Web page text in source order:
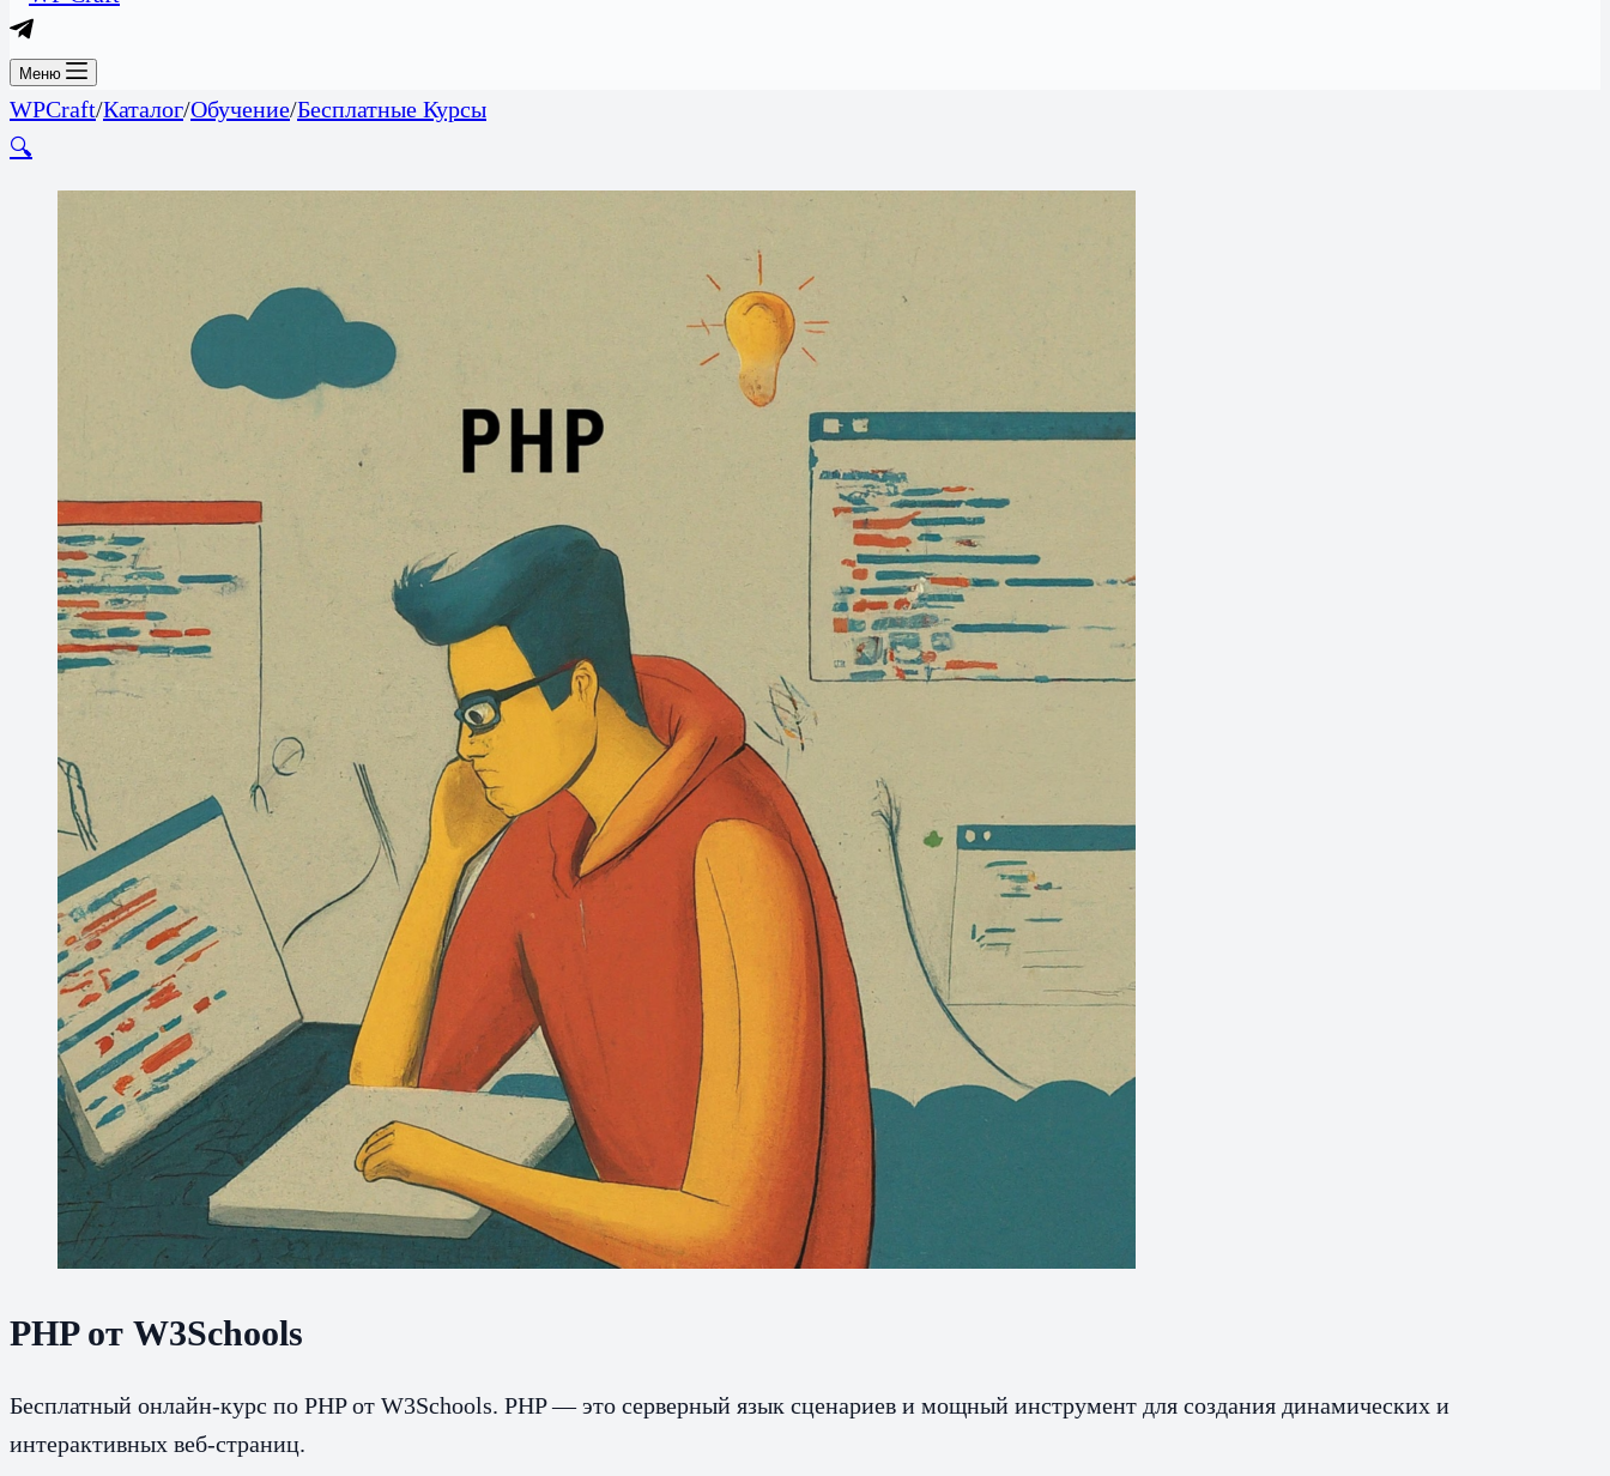
Меню
WPCraft/Каталог/Обучение/Бесплатные Курсы
🔍
PHP от W3Schools
Бесплатный онлайн-курс по PHP от W3Schools. PHP — это серверный язык сценариев и мощный инструмент для создания динамических и
интерактивных веб-страниц.